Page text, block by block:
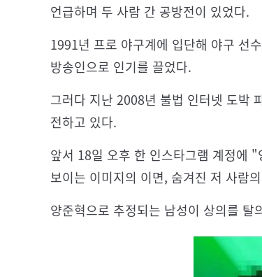
언급하며 두 사람 간 공방전이 있었다.
1991년 프로 야구계에 입단해 야구 선
방송인으로 인기를 끌었다.
그러다 지난 2008년 불법 인터넷 도박
전하고 있다.
앞서 18일 오후 한 인스타그램 계정에
보이는 이미지의 이면, 숨겨진 저 사람
양준혁으로 추정되는 남성이 상의를